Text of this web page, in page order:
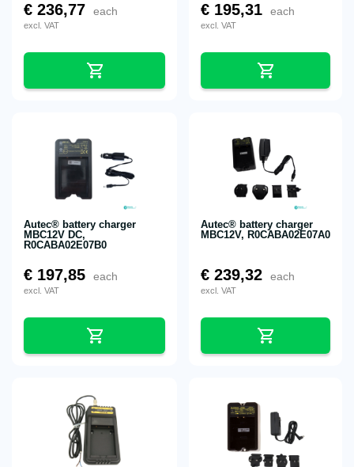
€ 236,77 each
excl. VAT
€ 195,31 each
excl. VAT
Autec® battery charger
MBC12V DC,
R0CABA02E07B0
€ 197,85 each
excl. VAT
Autec® battery charger
MBC12V, R0CABA02E07A0
€ 239,32 each
excl. VAT